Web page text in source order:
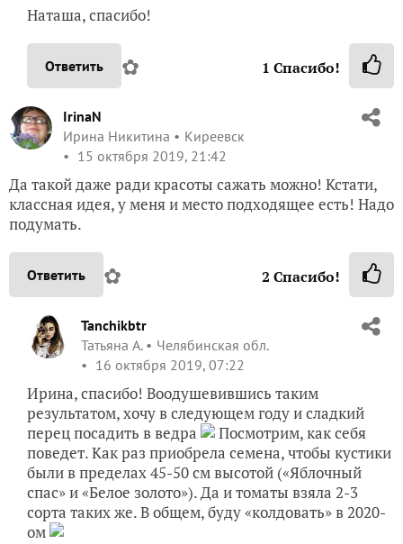
Наташа, спасибо!
Ответить ✿ 1 Спасибо!
IrinaN
Ирина Никитина
Киреевск
15 октября 2019, 21:42
Да такой даже ради красоты сажать можно! Кстати,
классная идея, у меня и место подходящее есть! Надо
подумать.
Ответить ✿ 2 Спасибо!
Tanchikbtr
Татьяна А.
Челябинская обл.
16 октября 2019, 07:22
Ирина, спасибо! Воодушевившись таким
результатом, хочу в следующем году и сладкий
перец посадить в ведра
Посмотрим, как себя
поведет. Как раз приобрела семена, чтобы кустики
были в пределах 45-50 см высотой («Яблочный
спас» и «Белое золото»). Да и томаты взяла 2-3
сорта таких же. В общем, буду «колдовать» в 2020-
ом